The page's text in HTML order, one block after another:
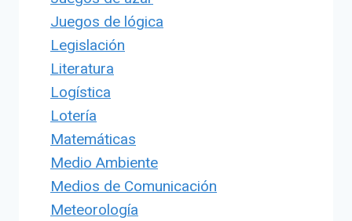
Juegos de lógica
Legislación
Literatura
Logística
Lotería
Matemáticas
Medio Ambiente
Medios de Comunicación
Meteorología